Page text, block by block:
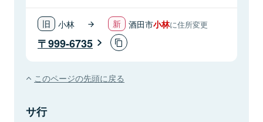
小林 酒田市小林に住所変更
999-6735
このページの先頭に戻る
サ行